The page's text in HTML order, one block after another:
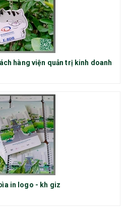
hàng viện quản trị kinh doanh
in logo - kh giz